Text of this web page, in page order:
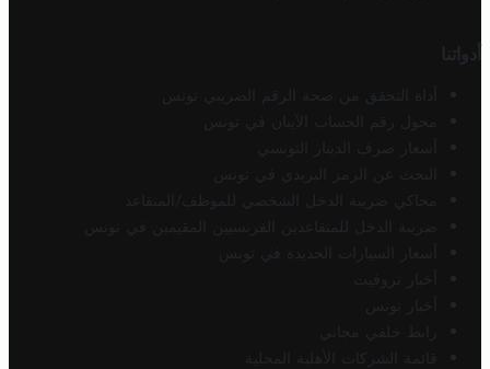
أدواتنا
أداة التحقق من صحة الرقم الضريبي تونس
محول رقم الحساب الآيبان في تونس
أسعار صرف الدينار التونسي
البحث عن الرمز البريدي في تونس
محاكي ضريبة الدخل الشخصي للموظف/المتقاعد
ضريبة الدخل للمتقاعدين الفرنسيين المقيمين في تونس
أسعار السيارات الجديدة في تونس
أخبار تروفيت
أخبار تونس
رابط خلفي مجاني
قائمة الشركات الأهلية المحلية